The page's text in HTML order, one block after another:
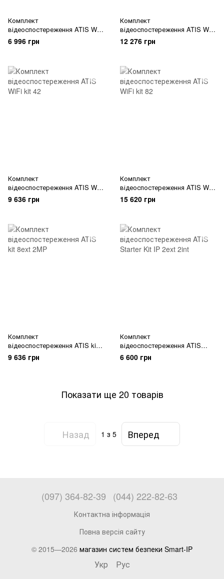
Комплект
відеоспостереження ATIS WiFi
kit 41
6 996 грн
Комплект
відеоспостереження ATIS WiFi
kit 81
12 276 грн
Комплект
відеоспостереження ATIS WiFi
kit 42
9 636 грн
Комплект
відеоспостереження ATIS WiFi
kit 82
15 620 грн
Комплект
відеоспостереження ATIS kit
8ext 2MP
9 636 грн
Комплект
відеоспостереження ATIS
Starter Kit IP 2ext 2int
6 600 грн
Показати ще 20 товарів
Назад 1 з 5 Вперед
(097) 364-82-39 (044) 222-82-63
Контактна інформація
Повна версія сайту
© 2015—2026 магазин систем безпеки Smart-IP
Укр Рус